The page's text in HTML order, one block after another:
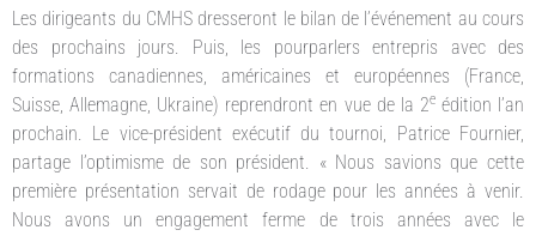
Les dirigeants du CMHS dresseront le bilan de l’événement au cours
des prochains jours. Puis, les pourparlers entrepris avec des
formations canadiennes, américaines et européennes (France,
Suisse, Allemagne, Ukraine) reprendront en vue de la 2eédition l’an
prochain. Le vice-président exécutif du tournoi, Patrice Fournier,
partage l’optimisme de son président. « Nous savions que cette
première présentation servait de rodage pour les années à venir.
Nous avons un engagement ferme de trois années avec le